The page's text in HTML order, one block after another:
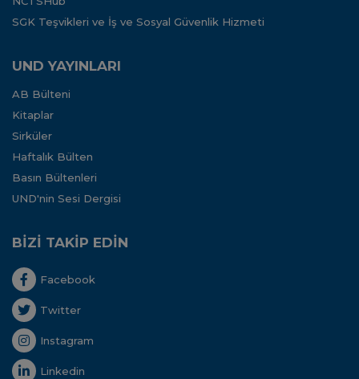
SGK Teşvikleri ve İş ve Sosyal Güvenlik Hizmeti
UND YAYINLARI
AB Bülteni
Kitaplar
Sirküler
Haftalık Bülten
Basın Bültenleri
UND'nin Sesi Dergisi
BİZİ TAKİP EDİN
Facebook
Twitter
Instagram
Linkedin